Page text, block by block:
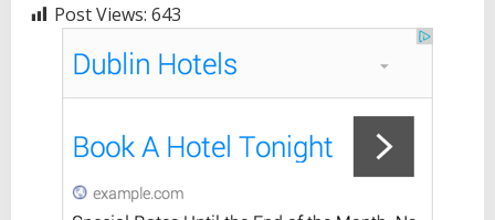
Post Views: 643